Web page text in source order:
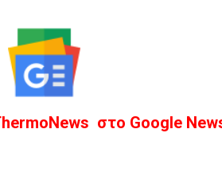
στο Google